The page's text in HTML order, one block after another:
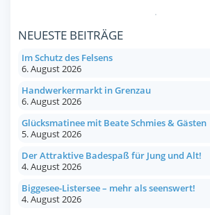
NEUESTE BEITRÄGE
Im Schutz des Felsens
6. August 2026
Handwerkermarkt in Grenzau
6. August 2026
Glücksmatinee mit Beate Schmies & Gästen
5. August 2026
Der Attraktive Badespaß für Jung und Alt!
4. August 2026
Biggesee-Listersee – mehr als seenswert!
4. August 2026